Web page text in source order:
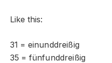
Like this:
31 = einunddreißig
35 = fünfunddreißig